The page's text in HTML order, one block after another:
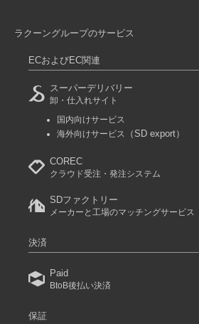
ラクーングループのサービス
ECおよびEC関連
スーパーデリバリー
卸・仕入れサイト
国内向けサービス
海外向けサービス
（SD export）
COREC
クラウド受注・発注システム
SDファクトリー
メーカーと工場のマッチングサービス
決済
Paid
BtoB後払い決済
保証